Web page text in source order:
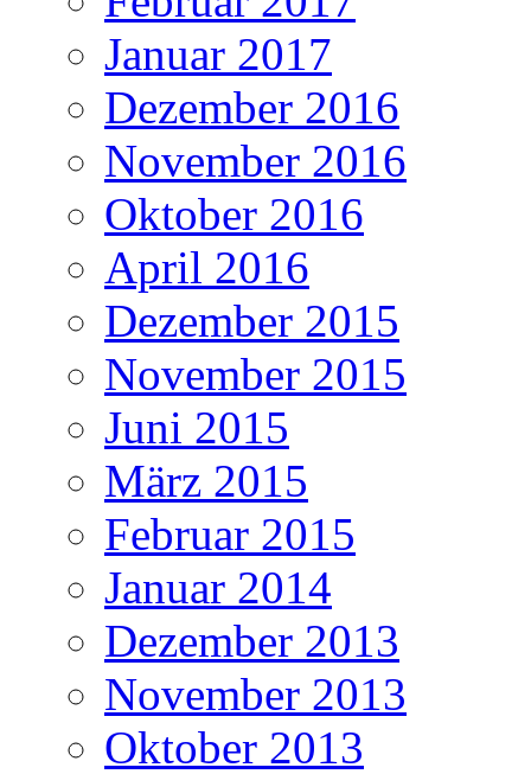
Januar 2017
Dezember 2016
November 2016
Oktober 2016
April 2016
Dezember 2015
November 2015
Juni 2015
März 2015
Februar 2015
Januar 2014
Dezember 2013
November 2013
Oktober 2013